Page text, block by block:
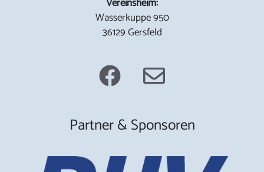
Wasserkuppe 950
36129 Gersfeld
Partner & Sponsoren